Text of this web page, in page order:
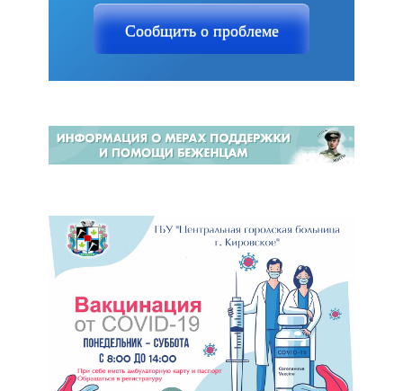
Сообщить о проблеме